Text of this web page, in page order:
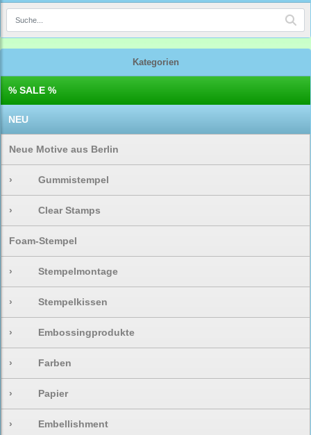
Kategorien
% SALE %
NEU
Neue Motive aus Berlin
› Gummistempel
› Clear Stamps
Foam-Stempel
› Stempelmontage
› Stempelkissen
› Embossingprodukte
› Farben
› Papier
› Embellishment